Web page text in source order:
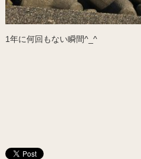
1年に何回もない瞬間^_^